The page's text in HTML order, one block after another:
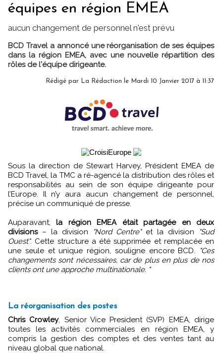
équipes en région EMEA
aucun changement de personnel n'est prévu
BCD Travel a annoncé une réorganisation de ses équipes
dans la région EMEA, avec une nouvelle répartition des
rôles de l'équipe dirigeante.
Rédigé par La Rédaction le Mardi 10 Janvier 2017 à 11:37
Sous la direction de Stewart Harvey, Président EMEA de
BCD Travel, la TMC a ré-agencé la distribution des rôles et
responsabilités au sein de son équipe dirigeante pour
l’Europe. Il n’y aura aucun changement de personnel,
précise un communiqué de presse.
Auparavant, la région EMEA était partagée en deux
divisions– la division "Nord Centre"et la division
"Sud
Ouest". Cette structure a été supprimée et remplacée en
une seule et unique région, souligne encore BCD.
"Ces
changements sont nécessaires, car de plus en plus de nos
clients ont une approche multinationale. "
La réorganisation des postes
Chris Crowley, Senior Vice President (SVP) EMEA, dirige
toutes les activités commerciales en région EMEA, y
compris la gestion des comptes et des ventes tant au
niveau global que national.